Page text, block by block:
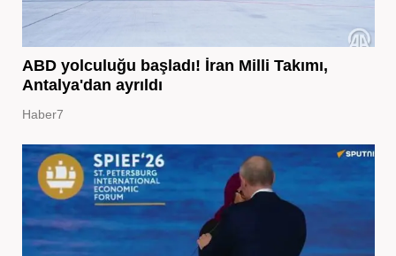
ABD yolculuğu başladı! İran Milli Takımı,
Antalya'dan ayrıldı
Haber7